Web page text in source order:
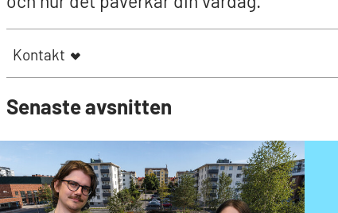
Kontakt
Senaste avsnitten